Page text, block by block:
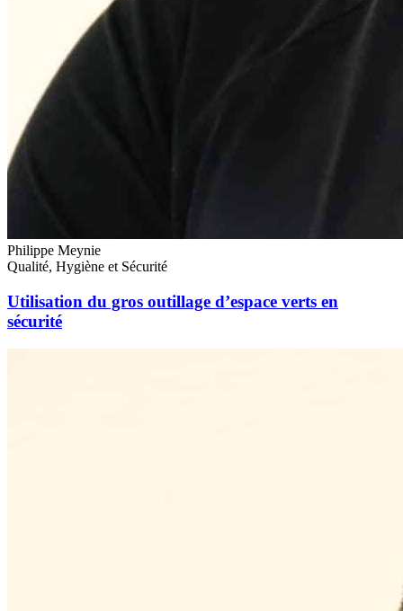
Philippe Meynie
Qualité, Hygiène et Sécurité
Utilisation du gros outillage d’espace verts en
sécurité